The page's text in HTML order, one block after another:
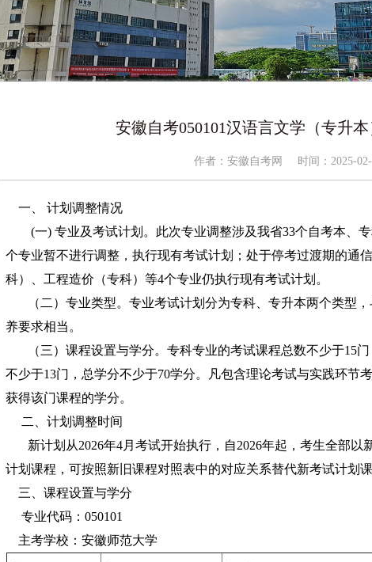
安徽自考050101汉语言文学（专升
作者： 安徽自考网 时间： 2025-
一、 计划调整情况
(一) 专业及考试计划。此次专业调整涉及我省33个自考本、
个专业暂不进行调整，执行现有考试计划；处于停考过渡期的通
科）、工程造价（专科）等4个专业仍执行现有考试计划。
（二）专业类型。专业考试计划分为专科、专升本两个类型
养要求相当。
（三）课程设置与学分。专科专业的考试课程总数不少于15
不少于13门，总学分不少于70学分。凡包含理论考试与实践环节
获得该门课程的学分。
二、计划调整时间
新计划从2026年4月考试开始执行，自2026年起，考生全部
计划课程，可按照新旧课程对照表中的对应关系替代新考试计划课
三、课程设置与学分
专业代码：050101
主考学校：安徽师范大学